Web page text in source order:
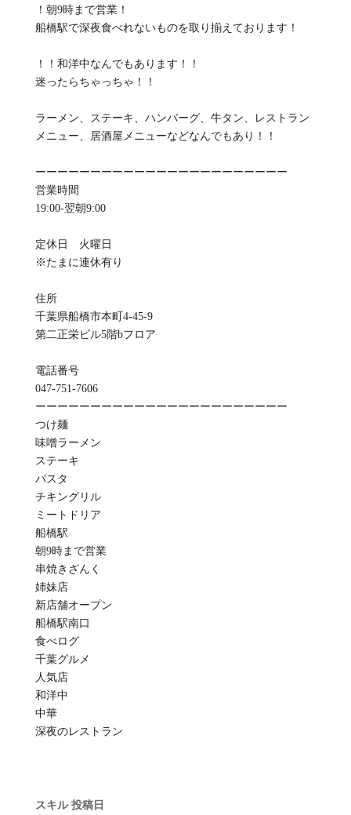
！朝9時まで営業！
船橋駅で深夜食べれないものを取り揃えております！
！！和洋中なんでもあります！！
迷ったらちゃっちゃ！！
ラーメン、ステーキ、ハンバーグ、牛タン、レストラン
メニュー、居酒屋メニューなどなんでもあり！！
ーーーーーーーーーーーーーーーーーーーーーーー
営業時間
19:00-翌朝9:00
定休日 火曜日
※たまに連休有り
住所
千葉県船橋市本町4-45-9
第二正栄ビル5階bフロア
電話番号
047-751-7606
ーーーーーーーーーーーーーーーーーーーーーーー
つけ麺
味噌ラーメン
ステーキ
パスタ
チキングリル
ミートドリア
船橋駅
朝9時まで営業
串焼きざんく
姉妹店
新店舗オープン
船橋駅南口
食べログ
千葉グルメ
人気店
和洋中
中華
深夜のレストラン
スキル 投稿日